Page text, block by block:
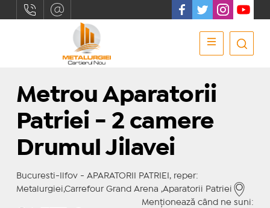
Metrou Aparatorii
Patriei - 2 camere
Drumul Jilavei
Bucuresti-Ilfov - APARATORII PATRIEI, reper:
Metalurgiei,Carrefour Grand Arena ,Aparatorii Patriei
Menționează când ne suni: